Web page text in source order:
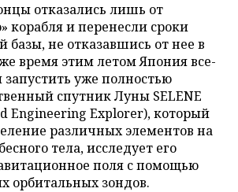
отказались лишь от
корабля и перенесли сроки
базы, не отказавшись от нее в
время этим летом Япония все-
запустить уже полностью
спутник Луны SELENE
Engineering Explorer), который
различных элементов на
тела, исследует его
поля с помощью
орбитальных зондов.